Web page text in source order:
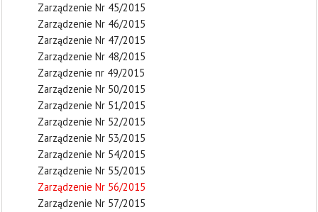
Zarządzenie Nr 45/2015
Zarządzenie Nr 46/2015
Zarządzenie Nr 47/2015
Zarządzenie Nr 48/2015
Zarządzenie nr 49/2015
Zarządzenie Nr 50/2015
Zarządzenie Nr 51/2015
Zarządzenie Nr 52/2015
Zarządzenie Nr 53/2015
Zarządzenie Nr 54/2015
Zarządzenie Nr 55/2015
Zarządzenie Nr 56/2015
Zarządzenie Nr 57/2015